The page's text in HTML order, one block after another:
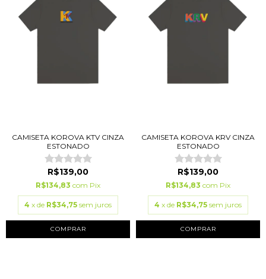
CAMISETA KOROVA KTV CINZA
ESTONADO
R$139,00
R$134,83 com Pix
4 x de R$34,75 sem juros
COMPRAR
CAMISETA KOROVA KRV CINZA
ESTONADO
R$139,00
R$134,83 com Pix
4 x de R$34,75 sem juros
COMPRAR